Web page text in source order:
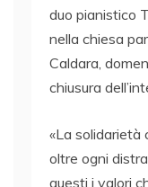
duo pianistico
nella chiesa
Caldara,
chiusura
«La solidarietà
oltre ogni
questi i valori